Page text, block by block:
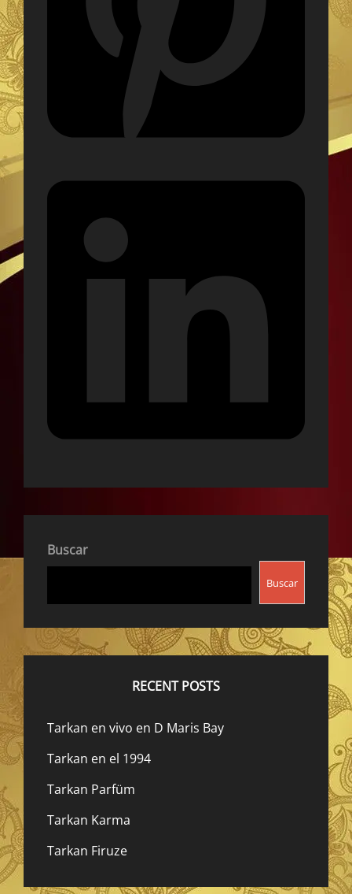
Buscar
Buscar
RECENT POSTS
Tarkan en vivo en D Maris Bay
Tarkan en el 1994
Tarkan Parfüm
Tarkan Karma
Tarkan Firuze